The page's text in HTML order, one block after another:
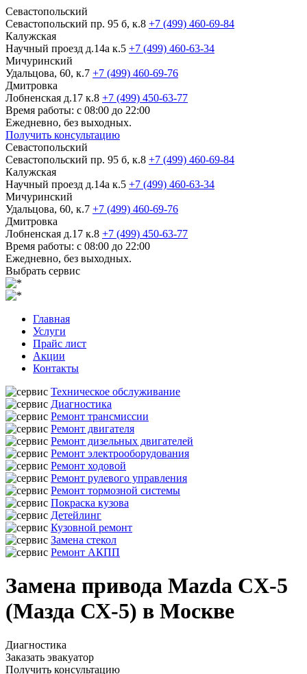
Севастопольский
Севастопольский пр. 95 б, к.8 +7 (499) 460-69-84
Калужская
Научный проезд д.14а к.5 +7 (499) 460-63-34
Мичуринский
Удальцова, 60, к.7 +7 (499) 460-69-76
Дмитровка
Лобненская д.17 к.8 +7 (499) 450-63-77
Время работы: с 08:00 до 22:00
Ежедневно, без выходных.
Получить консультацию
Севастопольский
Севастопольский пр. 95 б, к.8 +7 (499) 460-69-84
Калужская
Научный проезд д.14а к.5 +7 (499) 460-63-34
Мичуринский
Удальцова, 60, к.7 +7 (499) 460-69-76
Дмитровка
Лобненская д.17 к.8 +7 (499) 450-63-77
Время работы: с 08:00 до 22:00
Ежедневно, без выходных.
Выбрать сервис
Главная
Услуги
Прайс лист
Акции
Контакты
Техническое обслуживание
Диагностика
Ремонт трансмиссии
Ремонт двигателя
Ремонт дизельных двигателей
Ремонт электрооборудования
Ремонт ходовой
Ремонт рулевого управления
Ремонт тормозной системы
Покраска кузова
Детейлинг
Кузовной ремонт
Замена стекол
Ремонт АКПП
Замена привода Mazda CX-5
(Мазда СХ-5) в Москве
Диагностика
Заказать эвакуатор
Получить консультацию